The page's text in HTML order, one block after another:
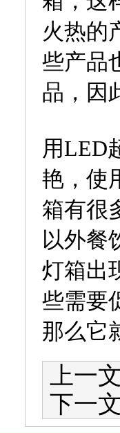
火热的
些产品
品，因
用LED
艳，使
箱有很
以外餐
灯箱出
些需要
那么它
上一
下一